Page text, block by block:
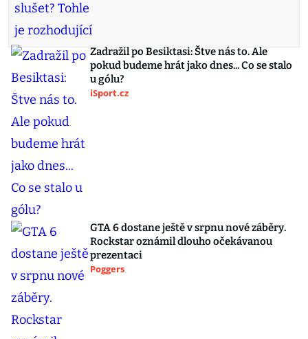
Zadražil po Besiktasi: Štve nás to. Ale
pokud budeme hrát jako dnes... Co se stalo
u gólu?
iSport.cz
GTA 6 dostane ještě v srpnu nové záběry.
Rockstar oznámil dlouho očekávanou
prezentaci
Poggers